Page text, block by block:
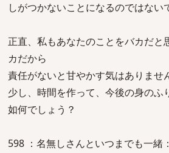
しがつかないことになるのではない
正直、私もあなたのことをバカだと
カだから
責任がないと甘やかす気はありませ
少し、時間を作って、今後の身のふ
如何でしょう？
598 ：名無しさんといつまでも一緒